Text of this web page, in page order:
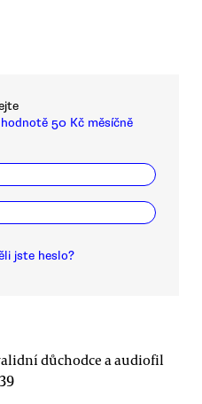
50 Kč měsíčně
jste heslo?
důchodce a audiofil